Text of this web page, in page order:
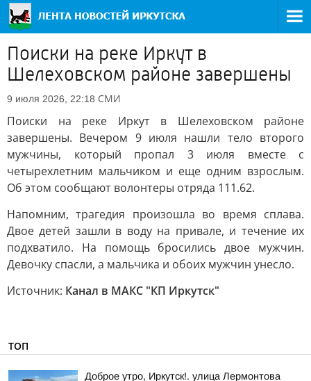
Поиски на реке Иркут в
Шелеховском районе завершены
9 июля 2026, 22:18 СМИ
Поиски на реке Иркут в Шелеховском районе
завершены. Вечером 9 июля нашли тело второго
мужчины, который пропал 3 июля вместе с
четырехлетним мальчиком и еще одним взрослым.
Об этом сообщают волонтеры отряда 111.62.
Напомним, трагедия произошла во время сплава.
Двое детей зашли в воду на привале, и течение их
подхватило. На помощь бросились двое мужчин.
Девочку спасли, а мальчика и обоих мужчин унесло.
Источник: Канал в МАКС "КП Иркутск"
ТОП
Доброе утро, Иркутск!. улица Лермонтова